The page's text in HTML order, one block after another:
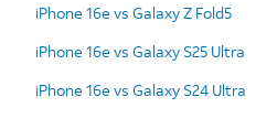
iPhone 16e vs Galaxy Z Fold5
iPhone 16e vs Galaxy S25 Ultra
iPhone 16e vs Galaxy S24 Ultra